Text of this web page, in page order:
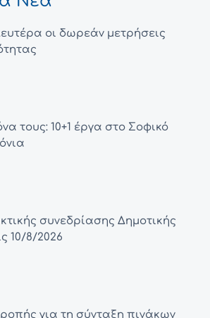
οι δωρεάν μετρήσεις
τους: 10+1 έργα στο Σοφικό
συνεδρίασης Δημοτικής
10/8/2026
για τη σύνταξη πινάκων